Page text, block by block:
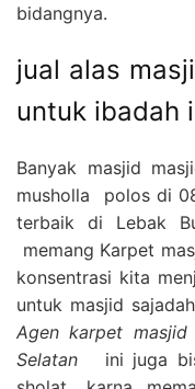
bidangnya.
jual alas
untuk ibadah
Banyak masjid
musholla polos di
terbaik di Lebak
memang Karpet
konsentrasi kita
untuk masjid
Agen karpet
Selatan
ini juga